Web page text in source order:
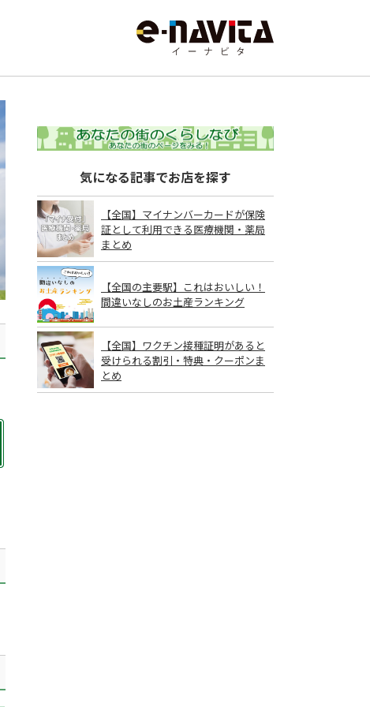
気になる記事でお店を探す
【全国】マイナンバーカードが保険
証として利用できる医療機関・薬局
まとめ
【全国の主要駅】これはおいしい！
間違いなしのお土産ランキング
【全国】ワクチン接種証明があると
受けられる割引・特典・クーポンま
とめ